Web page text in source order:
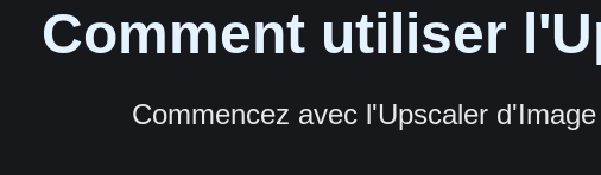
Comment utiliser
Commencez avec l'Upscaler